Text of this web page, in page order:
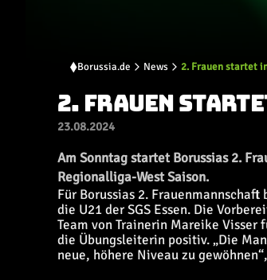
Borussia.de News 2. Frauen startet
2. FRAUEN
23.08.2024
Am Sonntag startet Borussias 2.
Regionalliga-West Saison.
Für Borussias 2.
die U21 der SGS Essen. Die
Team von Trainerin Mareike
die Übungsleiterin positiv. „Die
neue, höhere Niveau zu